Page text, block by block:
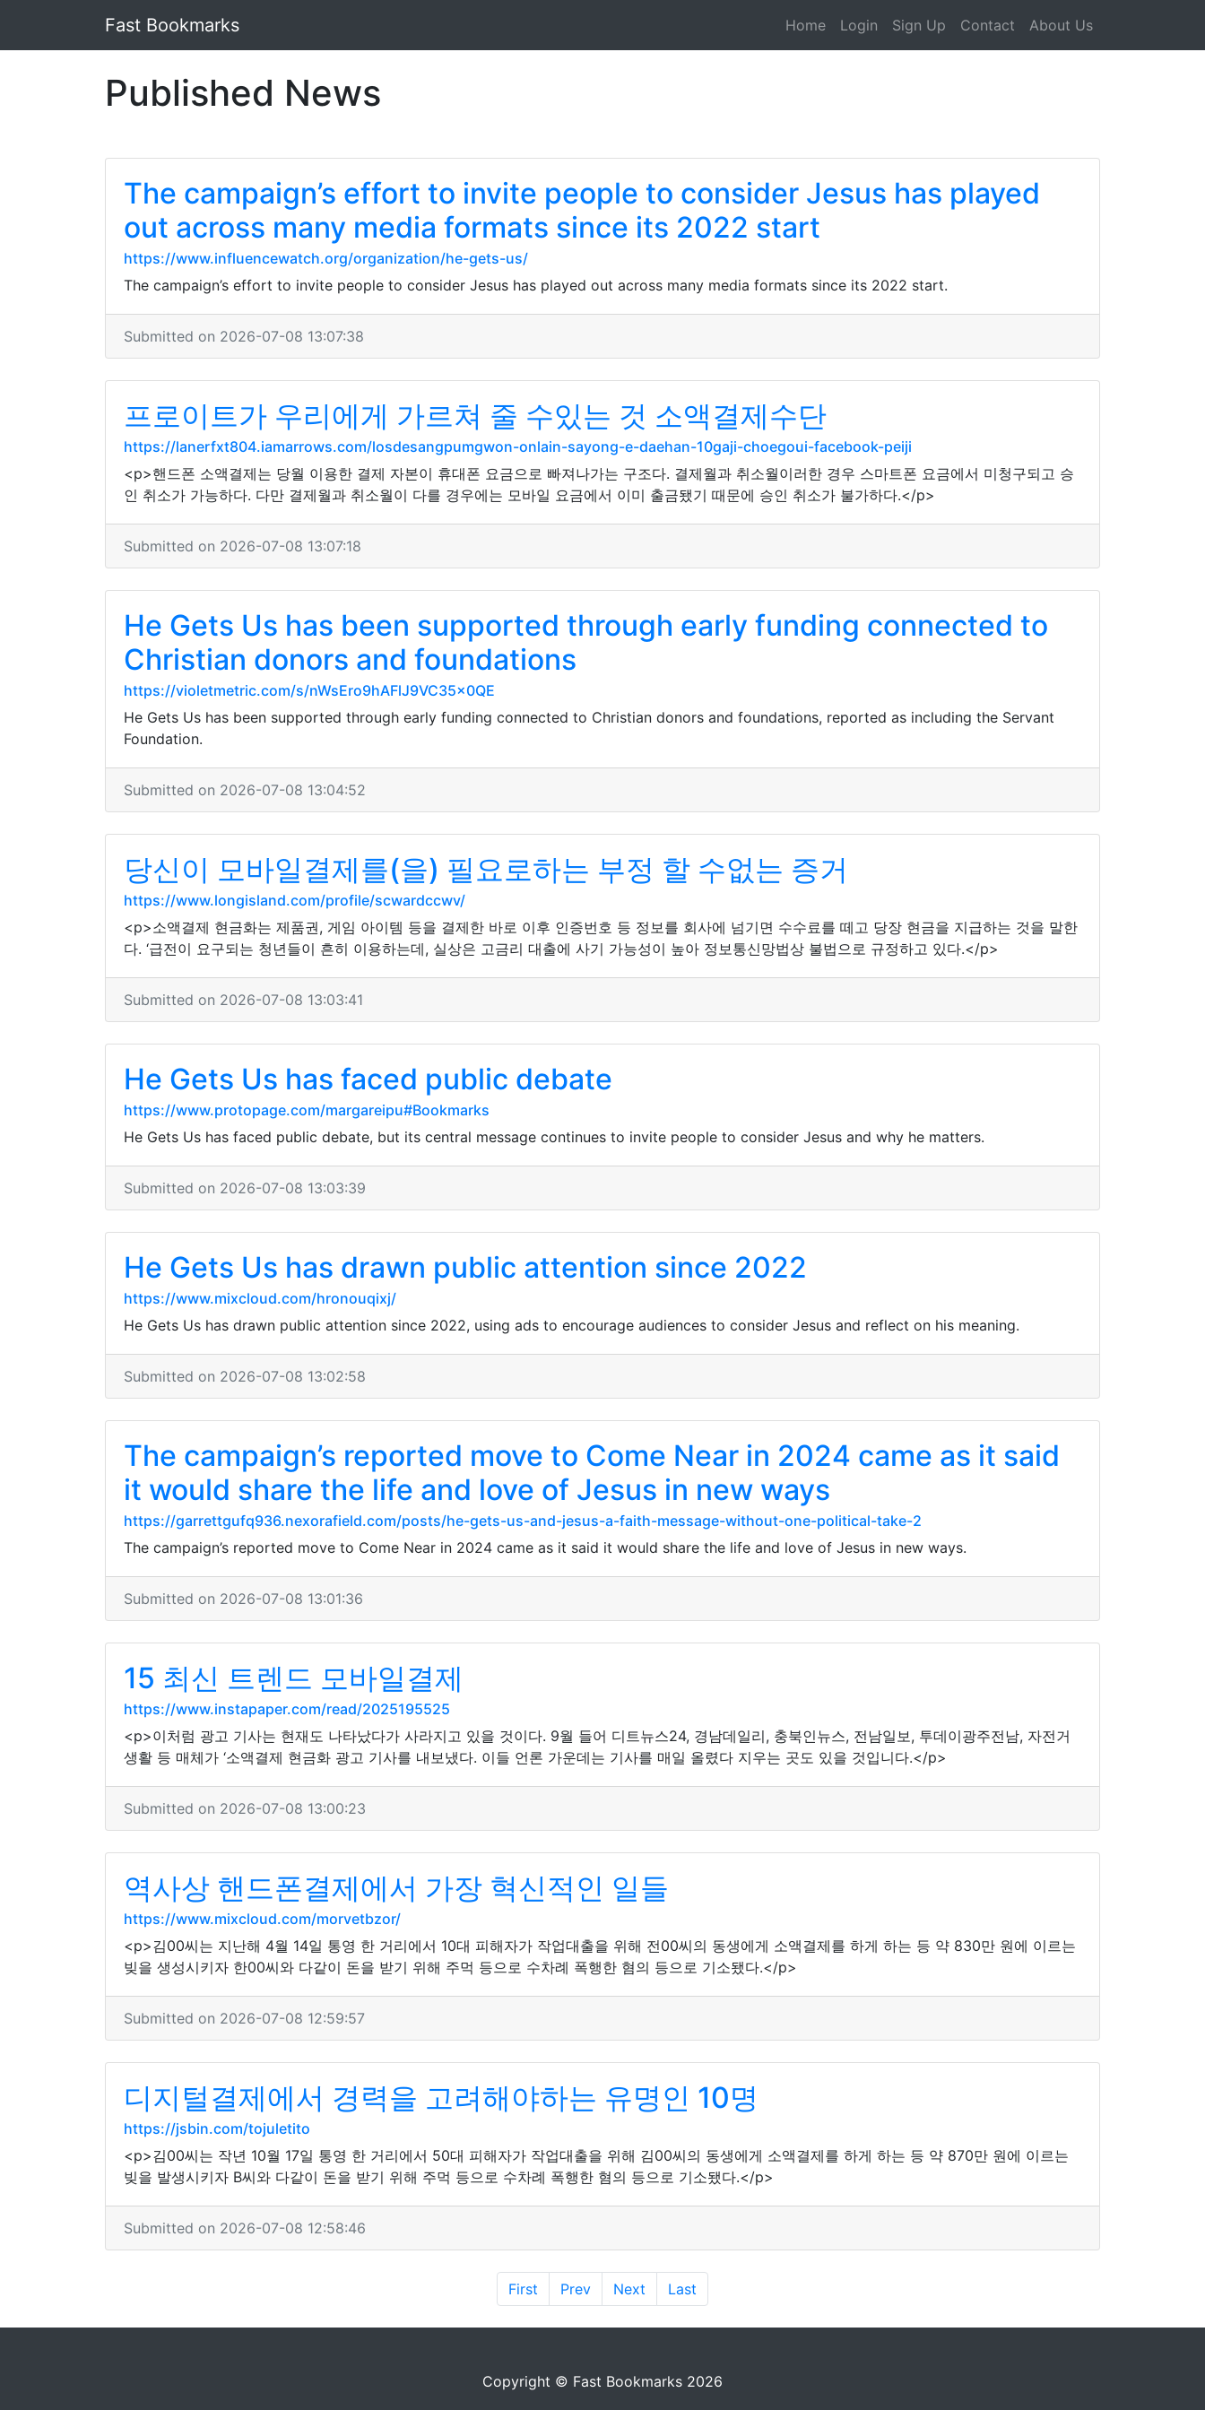
Fast Bookmarks Home Login Sign Up Contact About Us
Published News
The campaign’s effort to invite people to consider Jesus has played
out across many media formats since its 2022 start
https://www.influencewatch.org/organization/he-gets-us/
The campaign’s effort to invite people to consider Jesus has played out across many media formats since its 2022 start.
Submitted on 2026-07-08 13:07:38
프로이트가 우리에게 가르쳐 줄 수있는 것 소액결제수단
https://lanerfxt804.iamarrows.com/losdesangpumgwon-onlain-sayong-e-daehan-10gaji-choegoui-facebook-peiji
<p>핸드폰 소액결제는 당월 이용한 결제 자본이 휴대폰 요금으로 빠져나가는 구조다. 결제월과 취소월이러한 경우 스마트폰 요금에서 미청구되고 승
인 취소가 가능하다. 다만 결제월과 취소월이 다를 경우에는 모바일 요금에서 이미 출금됐기 때문에 승인 취소가 불가하다.</p>
Submitted on 2026-07-08 13:07:18
He Gets Us has been supported through early funding connected to
Christian donors and foundations
https://violetmetric.com/s/nWsEro9hAFlJ9VC35x0QE
He Gets Us has been supported through early funding connected to Christian donors and foundations, reported as including the Servant
Foundation.
Submitted on 2026-07-08 13:04:52
당신이 모바일결제를(을) 필요로하는 부정 할 수없는 증거
https://www.longisland.com/profile/scwardccwv/
<p>소액결제 현금화는 제품권, 게임 아이템 등을 결제한 바로 이후 인증번호 등 정보를 회사에 넘기면 수수료를 떼고 당장 현금을 지급하는 것을 말한
다. ‘급전이 요구되는 청년들이 흔히 이용하는데, 실상은 고금리 대출에 사기 가능성이 높아 정보통신망법상 불법으로 규정하고 있다.</p>
Submitted on 2026-07-08 13:03:41
He Gets Us has faced public debate
https://www.protopage.com/margareipu#Bookmarks
He Gets Us has faced public debate, but its central message continues to invite people to consider Jesus and why he matters.
Submitted on 2026-07-08 13:03:39
He Gets Us has drawn public attention since 2022
https://www.mixcloud.com/hronouqixj/
He Gets Us has drawn public attention since 2022, using ads to encourage audiences to consider Jesus and reflect on his meaning.
Submitted on 2026-07-08 13:02:58
The campaign’s reported move to Come Near in 2024 came as it said
it would share the life and love of Jesus in new ways
https://garrettgufq936.nexorafield.com/posts/he-gets-us-and-jesus-a-faith-message-without-one-political-take-2
The campaign’s reported move to Come Near in 2024 came as it said it would share the life and love of Jesus in new ways.
Submitted on 2026-07-08 13:01:36
15 최신 트렌드 모바일결제
https://www.instapaper.com/read/2025195525
<p>이처럼 광고 기사는 현재도 나타났다가 사라지고 있을 것이다. 9월 들어 디트뉴스24, 경남데일리, 충북인뉴스, 전남일보, 투데이광주전남, 자전거
생활 등 매체가 ‘소액결제 현금화 광고 기사를 내보냈다. 이들 언론 가운데는 기사를 매일 올렸다 지우는 곳도 있을 것입니다.</p>
Submitted on 2026-07-08 13:00:23
역사상 핸드폰결제에서 가장 혁신적인 일들
https://www.mixcloud.com/morvetbzor/
<p>김00씨는 지난해 4월 14일 통영 한 거리에서 10대 피해자가 작업대출을 위해 전00씨의 동생에게 소액결제를 하게 하는 등 약 830만 원에 이르는
빚을 생성시키자 한00씨와 다같이 돈을 받기 위해 주먹 등으로 수차례 폭행한 혐의 등으로 기소됐다.</p>
Submitted on 2026-07-08 12:59:57
디지털결제에서 경력을 고려해야하는 유명인 10명
https://jsbin.com/tojuletito
<p>김00씨는 작년 10월 17일 통영 한 거리에서 50대 피해자가 작업대출을 위해 김00씨의 동생에게 소액결제를 하게 하는 등 약 870만 원에 이르는
빚을 발생시키자 B씨와 다같이 돈을 받기 위해 주먹 등으로 수차례 폭행한 혐의 등으로 기소됐다.</p>
Submitted on 2026-07-08 12:58:46
First Prev Next Last
Copyright © Fast Bookmarks 2026